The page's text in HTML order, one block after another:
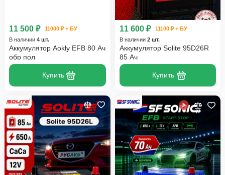
11 500 ₽
11000 ₽ + БУ
В наличии 4 шт.
Аккумулятор Aokly EFB 80 Ач
обр пол
Купить
11 600 ₽
11100 ₽ + БУ
В наличии 2 шт.
Аккумулятор Solite 95D26R
85 Ач
Купить